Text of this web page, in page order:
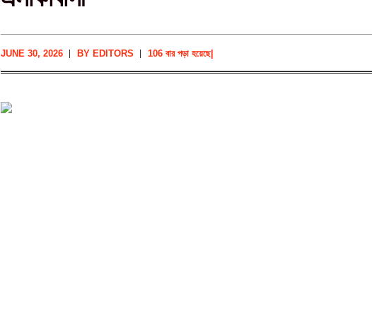
JUNE 30, 2026 BY EDITORS |
106 বার পড়া হয়েছে